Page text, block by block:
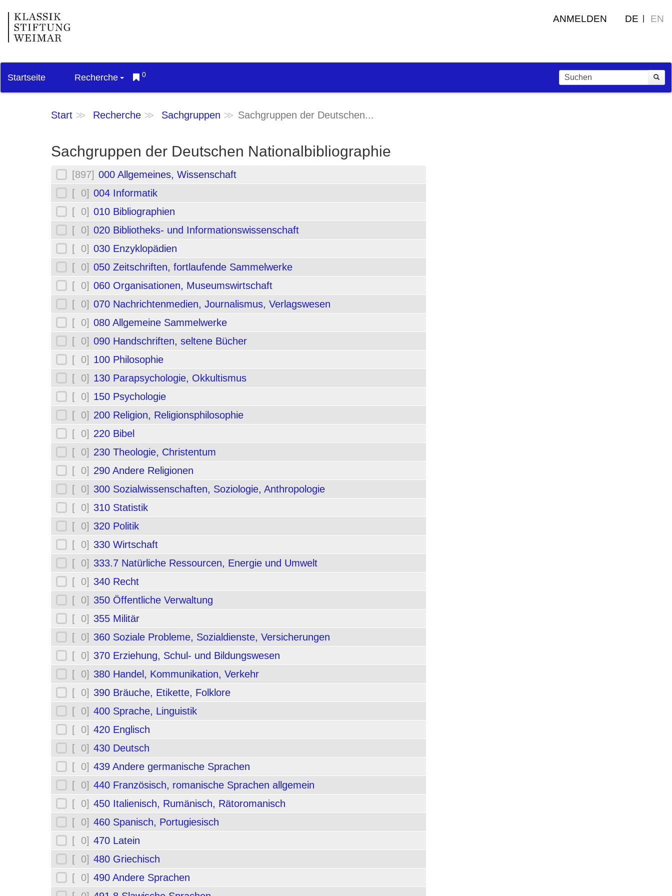
ANMELDEN DE EN
Startseite Recherche 0
Start Recherche Sachgruppen Sachgruppen der Deutschen...
Sachgruppen der Deutschen Nationalbibliographie
[897] 000 Allgemeines, Wissenschaft
[ 0] 004 Informatik
[ 0] 010 Bibliographien
[ 0] 020 Bibliotheks- und Informationswissenschaft
[ 0] 030 Enzyklopädien
[ 0] 050 Zeitschriften, fortlaufende Sammelwerke
[ 0] 060 Organisationen, Museumswirtschaft
[ 0] 070 Nachrichtenmedien, Journalismus, Verlagswesen
[ 0] 080 Allgemeine Sammelwerke
[ 0] 090 Handschriften, seltene Bücher
[ 0] 100 Philosophie
[ 0] 130 Parapsychologie, Okkultismus
[ 0] 150 Psychologie
[ 0] 200 Religion, Religionsphilosophie
[ 0] 220 Bibel
[ 0] 230 Theologie, Christentum
[ 0] 290 Andere Religionen
[ 0] 300 Sozialwissenschaften, Soziologie, Anthropologie
[ 0] 310 Statistik
[ 0] 320 Politik
[ 0] 330 Wirtschaft
[ 0] 333.7 Natürliche Ressourcen, Energie und Umwelt
[ 0] 340 Recht
[ 0] 350 Öffentliche Verwaltung
[ 0] 355 Militär
[ 0] 360 Soziale Probleme, Sozialdienste, Versicherungen
[ 0] 370 Erziehung, Schul- und Bildungswesen
[ 0] 380 Handel, Kommunikation, Verkehr
[ 0] 390 Bräuche, Etikette, Folklore
[ 0] 400 Sprache, Linguistik
[ 0] 420 Englisch
[ 0] 430 Deutsch
[ 0] 439 Andere germanische Sprachen
[ 0] 440 Französisch, romanische Sprachen allgemein
[ 0] 450 Italienisch, Rumänisch, Rätoromanisch
[ 0] 460 Spanisch, Portugiesisch
[ 0] 470 Latein
[ 0] 480 Griechisch
[ 0] 490 Andere Sprachen